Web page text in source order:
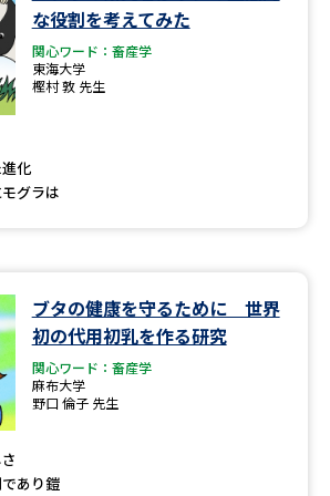
料から請求
大学院の資料請求
備校
格認定
学研究
な役割を考えてみた
関心ワード：畜産学
東海大学
樫村 敦 先生
化
グラは
ブタの健康を守るために 世界
初の代用初乳を作る研究
関心ワード：畜産学
麻布大学
野口 倫子 先生
あり鎧